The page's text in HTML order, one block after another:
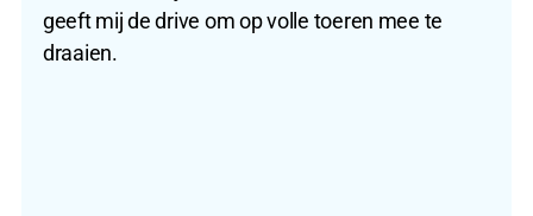
geeft mij de drive om op volle toeren mee te
draaien.